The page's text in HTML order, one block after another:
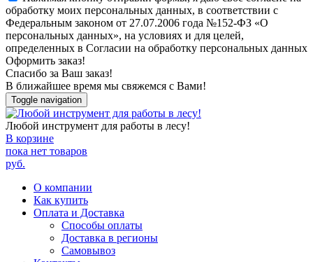
обработку моих персональных данных, в соответствии с
Федеральным законом от 27.07.2006 года №152-ФЗ «О
персональных данных», на условиях и для целей,
определенных в Согласии на обработку персональных данных
Оформить заказ!
Спасибо за Ваш заказ!
В ближайшее время мы свяжемся с Вами!
Toggle navigation
Любой инструмент для работы в лесу!
В корзине
пока нет товаров
руб.
О компании
Как купить
Оплата и Доставка
Способы оплаты
Доставка в регионы
Самовывоз